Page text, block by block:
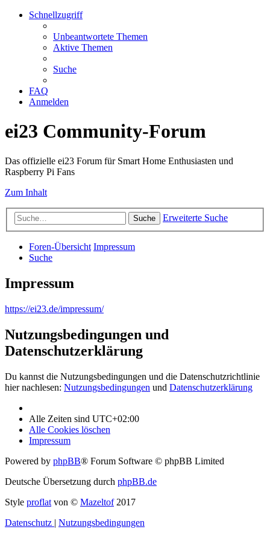
Schnellzugriff
Unbeantwortete Themen
Aktive Themen
Suche
FAQ
Anmelden
ei23 Community-Forum
Das offizielle ei23 Forum für Smart Home Enthusiasten und
Raspberry Pi Fans
Zum Inhalt
Suche Erweiterte Suche
Foren-Übersicht Impressum
Suche
Impressum
https://ei23.de/impressum/
Nutzungsbedingungen und
Datenschutzerklärung
Du kannst die Nutzungsbedingungen und die Datenschutzrichtlinie
hier nachlesen: Nutzungsbedingungen und Datenschutzerklärung
Alle Zeiten sind UTC+02:00
Alle Cookies löschen
Impressum
Powered by phpBB® Forum Software © phpBB Limited
Deutsche Übersetzung durch phpBB.de
Style proflat von © Mazeltof2017
Datenschutz | Nutzungsbedingungen